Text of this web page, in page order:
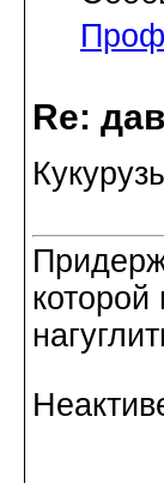
Re: